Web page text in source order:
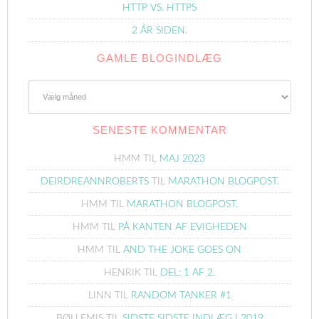
HTTP VS. HTTPS
2 ÅR SIDEN.
GAMLE BLOGINDLÆG
SENESTE KOMMENTAR
HMM TIL MAJ 2023
DEIRDREANNROBERTSTIL MARATHON BLOGPOST.
HMM TIL MARATHON BLOGPOST.
HMM TIL PÅ KANTEN AF EVIGHEDEN
HMM TIL AND THE JOKE GOES ON
HENRIK TIL DEL: 1 AF 2.
LINN TIL RANDOM TANKER #1